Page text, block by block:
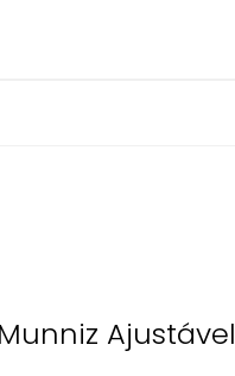
Ajustável